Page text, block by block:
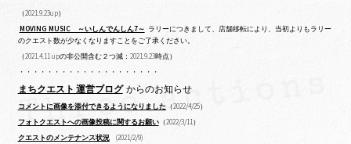
（2021.9.23up）
MOVING MUSIC ～いしんでんしん7～ ラリーにつきまして、店舗移転により、当初よりもラリー
のクエスト数が少なくなりますことをご了承ください。
（2021.4.11 upの非公開含む２つ減：2021.9.23時点）
・・・・・・・・・・・・・・・・・・・・
まちクエスト 運営ブログからのお知らせ
コメントに画像を添付できるようになりました（2022/4/25）
フォトクエストへの画像投稿に関するお願い（2022/3/11）
クエストのメンテナンス状況(2021/2/9)